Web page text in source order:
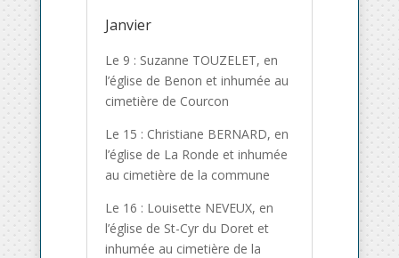
Janvier
Le 9 : Suzanne TOUZELET, en
l’église de Benon et inhumée au
cimetière de Courcon
Le 15 : Christiane BERNARD, en
l’église de La Ronde et inhumée
au cimetière de la commune
Le 16 : Louisette NEVEUX, en
l’église de St-Cyr du Doret et
inhumée au cimetière de la